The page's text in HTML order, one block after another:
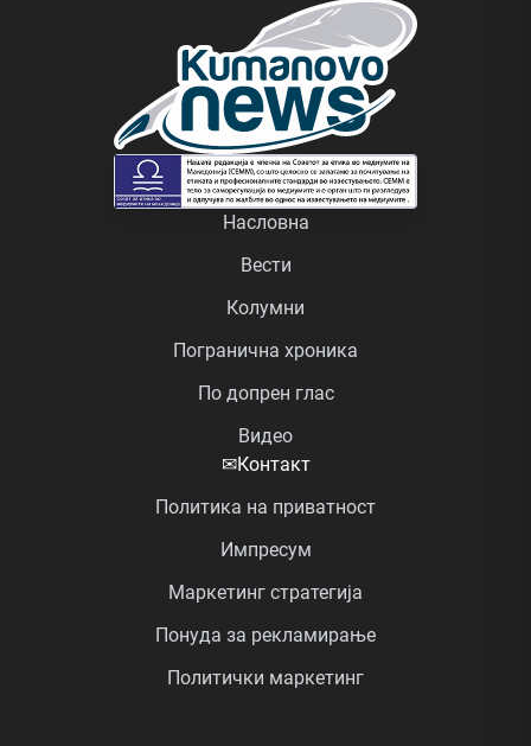
Насловна
Вести
Колумни
Погранична хроника
По допрен глас
Видео
✉Контакт
Политика на приватност
Импресум
Маркетинг стратегија
Понуда за рекламирање
Политички маркетинг